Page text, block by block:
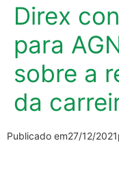
Direx
para
sobre a
da
Publicado em27/12/2021